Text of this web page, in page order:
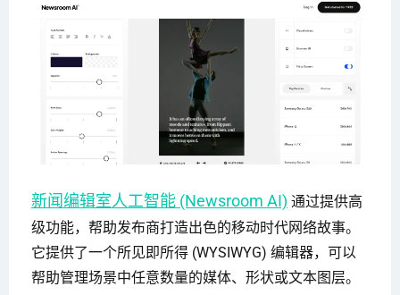
新闻编辑室人工智能 (Newsroom AI) 通过提供高
级功能，帮助发布商打造出色的移动时代网络故事。
它提供了一个所见即所得 (WYSIWYG) 编辑器，可以
帮助管理场景中任意数量的媒体、形状或文本图层。